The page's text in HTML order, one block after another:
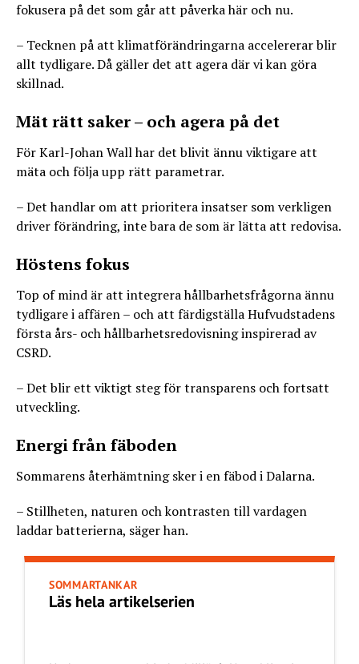
fokusera på det som går att påverka här och nu.
– Tecknen på att klimatförändringarna accelererar blir
allt tydligare. Då gäller det att agera där vi kan göra
skillnad.
Mät rätt saker – och agera på det
För Karl-Johan Wall har det blivit ännu viktigare att
mäta och följa upp rätt parametrar.
– Det handlar om att prioritera insatser som verkligen
driver förändring, inte bara de som är lätta att redovisa.
Höstens fokus
Top of mind är att integrera hållbarhetsfrågorna ännu
tydligare i affären – och att färdigställa Hufvudstadens
första års- och hållbarhetsredovisning inspirerad av
CSRD.
– Det blir ett viktigt steg för transparens och fortsatt
utveckling.
Energi från fäboden
Sommarens återhämtning sker i en fäbod i Dalarna.
– Stillheten, naturen och kontrasten till vardagen
laddar batterierna, säger han.
SOMMARTANKAR
Läs hela artikelserien